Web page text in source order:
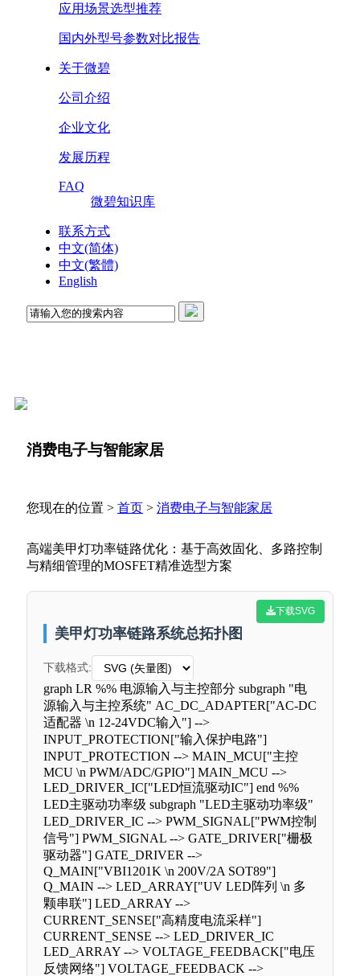
应用场景选型推荐
国内外型号参数对比报告
关于微碧
公司介绍
企业文化
发展历程
FAQ
微碧知识库
联系方式
中文(简体)
中文(繁體)
English
消费电子与智能家居
您现在的位置 > 首页 > 消费电子与智能家居
高端美甲灯功率链路优化：基于高效固化、多路控制
与精细管理的MOSFET精准选型方案
下载SVG
美甲灯功率链路系统总拓扑图
下载格式:
graph LR %% 电源输入与主控部分 subgraph "电
源输入与主控系统" AC_DC_ADAPTER["AC-DC
适配器 \n 12-24VDC输入"] -->
INPUT_PROTECTION["输入保护电路"]
INPUT_PROTECTION --> MAIN_MCU["主控
MCU \n PWM/ADC/GPIO"] MAIN_MCU -->
LED_DRIVER_IC["LED恒流驱动IC"] end %%
LED主驱动功率级 subgraph "LED主驱动功率级"
LED_DRIVER_IC --> PWM_SIGNAL["PWM控制
信号"] PWM_SIGNAL --> GATE_DRIVER["栅极
驱动器"] GATE_DRIVER -->
Q_MAIN["VBI1201K \n 200V/2A SOT89"]
Q_MAIN --> LED_ARRAY["UV LED阵列 \n 多
颗串联"] LED_ARRAY -->
CURRENT_SENSE["高精度电流采样"]
CURRENT_SENSE --> LED_DRIVER_IC
LED_ARRAY --> VOLTAGE_FEEDBACK["电压
反馈网络"] VOLTAGE_FEEDBACK -->